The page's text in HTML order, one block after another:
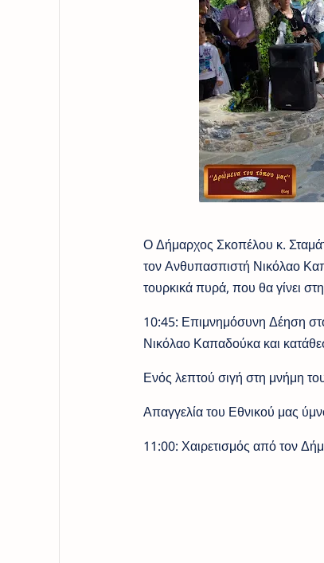
Ο Δήμαρχος Σκοπέλου κ.
τον Ανθυπασπιστή Νικόλαο
τουρκικά πυρά, που θα γίνει
10:45: Επιμνημόσυνη Δέηση
Νικόλαο Καπαδούκα και
Ενός λεπτού σιγή στη μνήμη
Απαγγελία του Εθνικού μας
11:00: Χαιρετισμός από τον
Ο